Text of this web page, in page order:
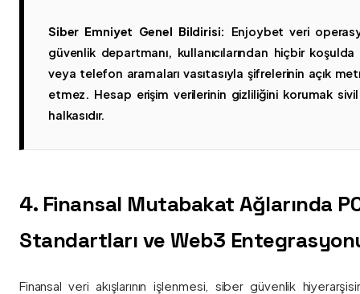
Siber Emniyet Genel Bildirisi:
Enjoybet veri
güvenlik departmanı, kullanıcılarından hiçbir
veya telefon aramaları vasıtasıyla şifrelerinin açık
etmez. Hesap erişim verilerinin gizliliğini korumak
halkasıdır.
4. Finansal Mutabakat Ağlarında
Standartları ve Web3
Finansal veri akışlarının işlenmesi, siber güvenlik